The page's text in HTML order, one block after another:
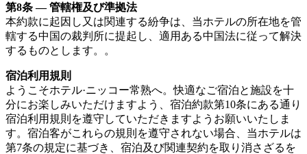
第8条 — 管轄権及び準拠法
本約款に起因し又は関連する紛争は、当ホテルの所在地を管
轄する中国の裁判所に提起し、適用ある中国法に従って解決
するものとします。。
宿泊利用規則
ようこそホテル·ニッコー常熟へ。快適なご宿泊と施設を十
分にお楽しみいただけますよう、宿泊約款第10条にある通り
宿泊利用規則を遵守していただきますようお願いいたしま
す。宿泊客がこれらの規則を遵守されない場合、当ホテルは
第7条の規定に基づき、宿泊及び関連契約を取り消さざるを